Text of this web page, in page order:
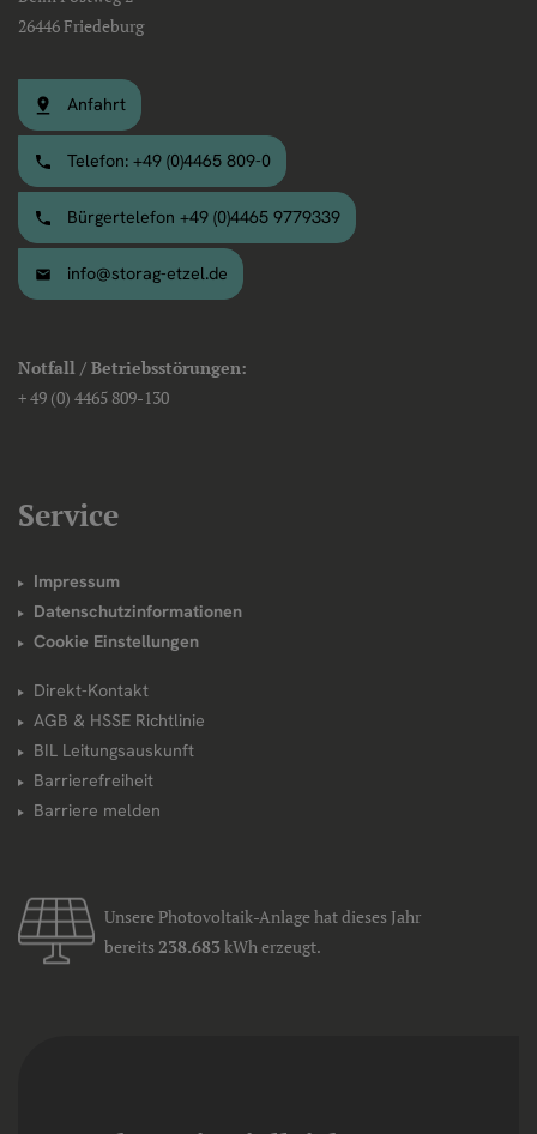
26446 Friedeburg
Anfahrt
Telefon: +49 (0)4465 809-0
Bürgertelefon +49 (0)4465 9779339
info@storag-etzel.de
Notfall / Betriebsstörungen:
+ 49 (0) 4465 809-130
Service
Impressum
Datenschutzinformationen
Cookie Einstellungen
Direkt-Kontakt
AGB & HSSE Richtlinie
BIL Leitungsauskunft
Barrierefreiheit
Barriere melden
Unsere Photovoltaik-Anlage hat dieses Jahr
bereits 238.683 kWh erzeugt.